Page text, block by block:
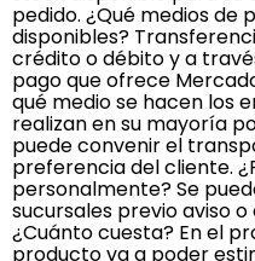
pedido. ¿Qué medios de
disponibles?
crédito o débito y a
pago que ofrece
qué medio se hacen los
realizan en su mayoría
puede convenir el
preferencia del cliente.
personalmente? Se
sucursales previo aviso
¿Cuánto cuesta? En el
producto va a poder